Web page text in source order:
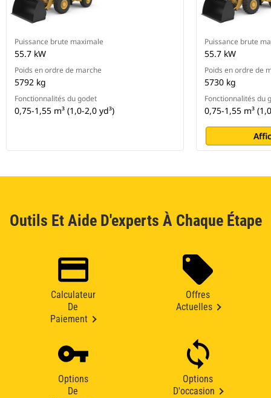
Puissance brute maximale
55.7 kW
Poids en ordre de marche
5792 kg
Fonctionnalités du godet
0,75-1,55 m³ (1,0-2,0 yd³)
Puissance brute
55.7 kW
Poids en ordre de
5730 kg
Fonctionnalités du
0,75-1,55 m³
Outils Et Aide D'experts À Chaque Étape
Calculateur
De
Paiement
Offres
Actuelles
Options
De
Options
D'occasion